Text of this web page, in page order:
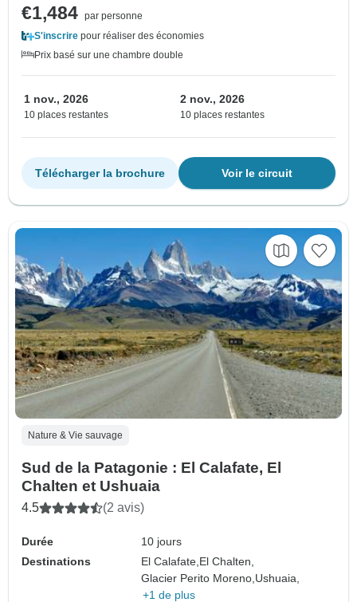
€1,484 par personne
S'inscrire pour réaliser des économies
Prix basé sur une chambre double
1 nov., 2026
10 places restantes
2 nov., 2026
10 places restantes
Voir le circuit
Télécharger la brochure
Nature & Vie sauvage
Sud de la Patagonie : El Calafate, El
Chalten et Ushuaia
4.5 (2 avis)
Durée
10 jours
Destinations
El Calafate, El Chalten,
Glacier Perito Moreno, Ushuaia,
+1 de plus